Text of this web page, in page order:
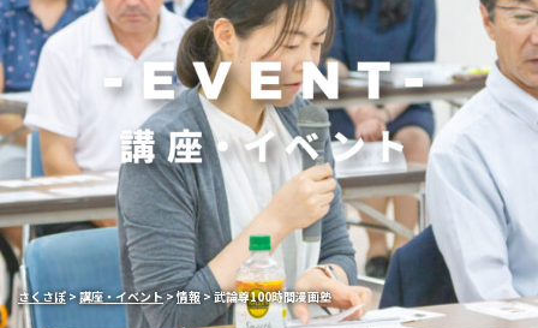
さくさぽ >講座・イベント>情報>武論尊100時間漫画塾